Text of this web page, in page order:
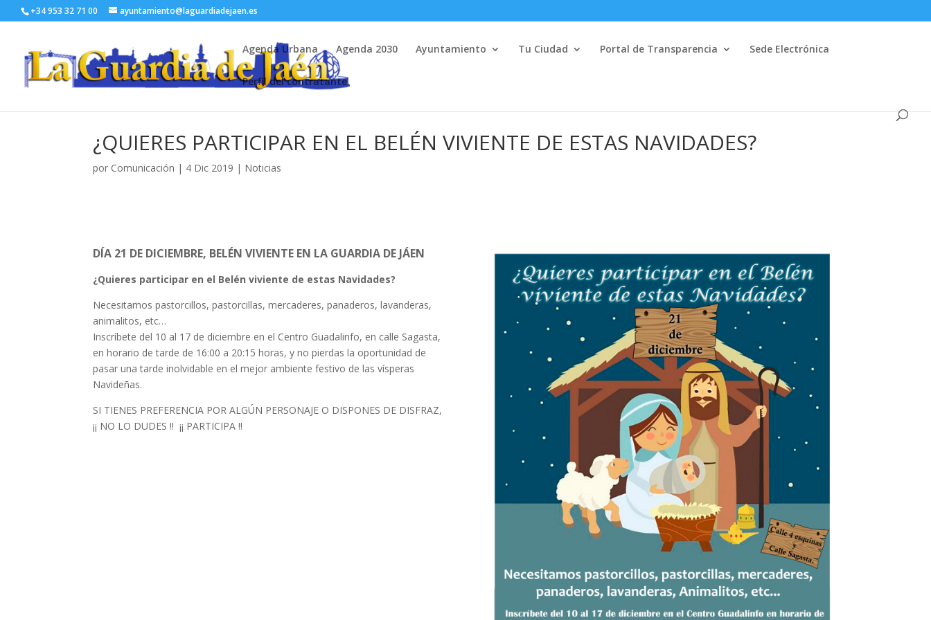
+34 953 32 71 00 ayuntamiento@laguardiadejaen.es
Agenda Urbana Agenda 2030 Ayuntamiento Tu Ciudad Portal de Transparencia Sede Electrónica
Perfil del contratante
¿QUIERES PARTICIPAR EN EL BELÉN VIVIENTE DE ESTAS NAVIDADES?
por Comunicación | 4 Dic 2019 | Noticias
DÍA 21 DE DICIEMBRE, BELÉN VIVIENTE EN LA GUARDIA DE JÁEN
¿Quieres participar en el Belén viviente de estas Navidades?
Necesitamos pastorcillos, pastorcillas, mercaderes, panaderos, lavanderas,
animalitos, etc…
Inscríbete del 10 al 17 de diciembre en el Centro Guadalinfo, en calle Sagasta,
en horario de tarde de 16:00 a 20:15 horas, y no pierdas la oportunidad de
pasar una tarde inolvidable en el mejor ambiente festivo de las vísperas
Navideñas.
SI TIENES PREFERENCIA POR ALGÚN PERSONAJE O DISPONES DE DISFRAZ,
¡¡ NO LO DUDES !! ¡¡ PARTICIPA !!